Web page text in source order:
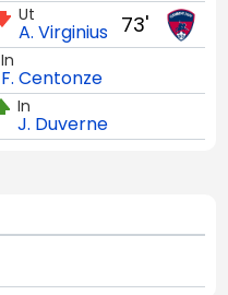
73'
Ut
A. Virginius
In
F. Centonze
In
J. Duverne